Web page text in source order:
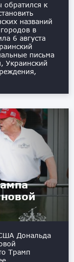
обратился к
названий
в
6 августа
письма
Украинский
Дональда
Трамп